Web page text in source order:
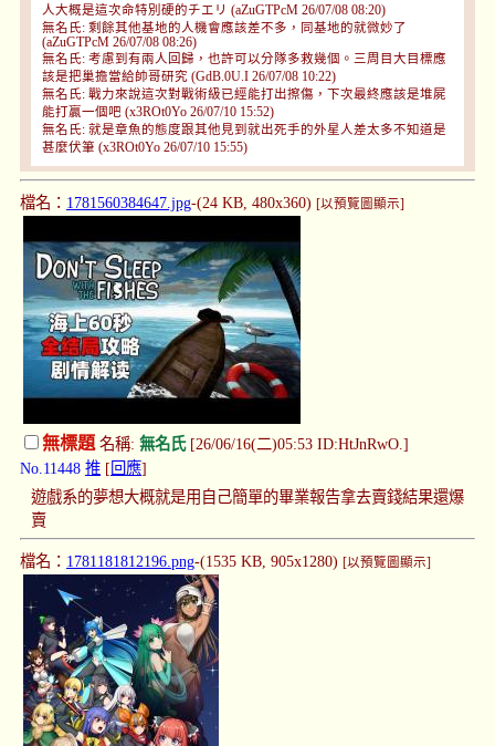
人大概是這次命特別硬的チエリ (aZuGTPcM 26/07/08 08:20)
無名氏: 剩餘其他基地的人機會應該差不多，同基地的就微妙了
(aZuGTPcM 26/07/08 08:26)
無名氏: 考慮到有兩人回歸，也許可以分隊多救幾個。三周目大目標應
該是把巢擔當給帥哥研究 (GdB.0U.I 26/07/08 10:22)
無名氏: 戰力來說這次對戰術級已經能打出擦傷，下次最終應該是堆屍
能打贏一個吧 (x3ROt0Yo 26/07/10 15:52)
無名氏: 就是章魚的態度跟其他見到就出死手的外星人差太多不知道是
甚麼伏筆 (x3ROt0Yo 26/07/10 15:55)
檔名： 1781560384647.jpg-(24 KB, 480x360) [以預覽圖顯示]
無標題名稱: 無名氏[26/06/16(二)05:53 ID:HtJnRwO.]
No.11448 推 [ 回應]
遊戲系的夢想大概就是用自己簡單的畢業報告拿去賣錢結果還爆
賣
檔名： 1781181812196.png-(1535 KB, 905x1280) [以預覽圖顯示]